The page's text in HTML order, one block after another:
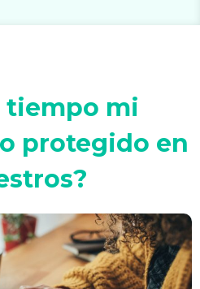
tiempo mi
protegido en